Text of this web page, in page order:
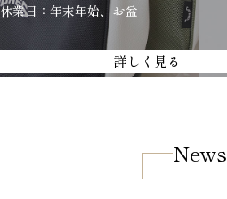
休業日：年末年始、お盆
詳しく見る
News